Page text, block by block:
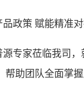
品政策 赋能精准对
源专家莅临我司
帮助团队全面掌